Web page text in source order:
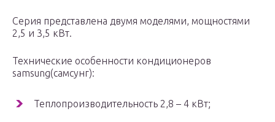
Серия представлена двумя моделями, мощностями
2,5 и 3,5 кВт.
Технические особенности кондиционеров
samsung(самсунг):
Теплопроизводительность 2,8 – 4 кВт;